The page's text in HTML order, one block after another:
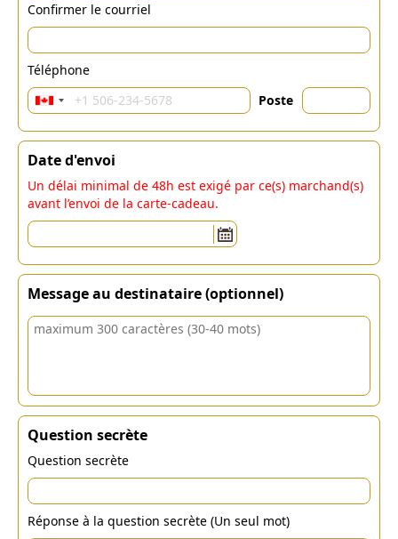
Confirmer le courriel
Téléphone
Poste
Date d'envoi
Un délai minimal de 48h est exigé par ce(s) marchand(s)
avant l’envoi de la carte-cadeau.
Message au destinataire (optionnel)
Question secrète
Question secrète
Réponse à la question secrète (Un seul mot)